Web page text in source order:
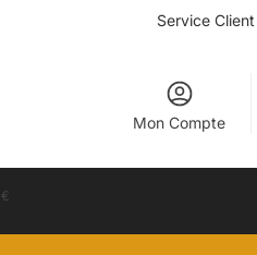
Service
Mon Compte
€